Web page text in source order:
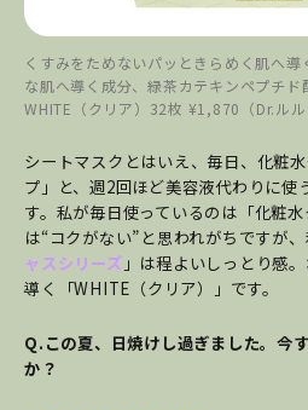
くすみをためないパッときらめく肌へ
な肌へ導く成分、緑茶カテキンペプチ
WHITE（クリア）32枚 ¥1,870（Dr.ルル
シートマスクとはいえ、毎日、化粧
プ」と、週2回ほど美容液代わりに使
す。私が毎日使っているのは「化粧
は“コクがない”と思われがちですが
ャスシリーズ 」は程よいしっとり感
導く「WHITE（クリア）」です。
Q.この夏、日焼けし過ぎました。今
か？